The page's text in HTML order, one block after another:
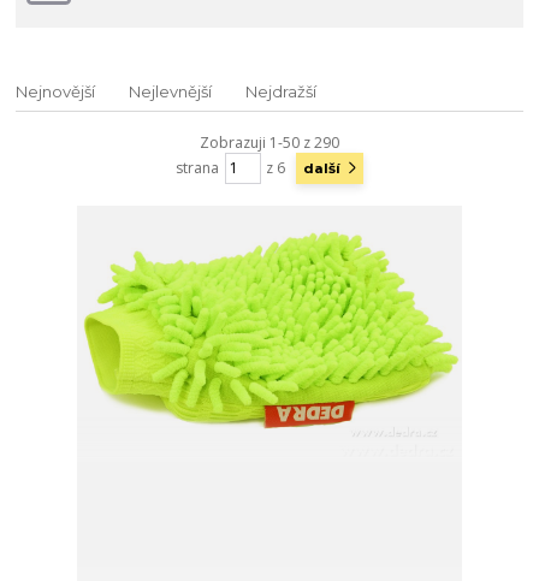
Nejnovější Nejlevnější Nejdražší
Zobrazuji 1-50 z 290
strana
z 6 další